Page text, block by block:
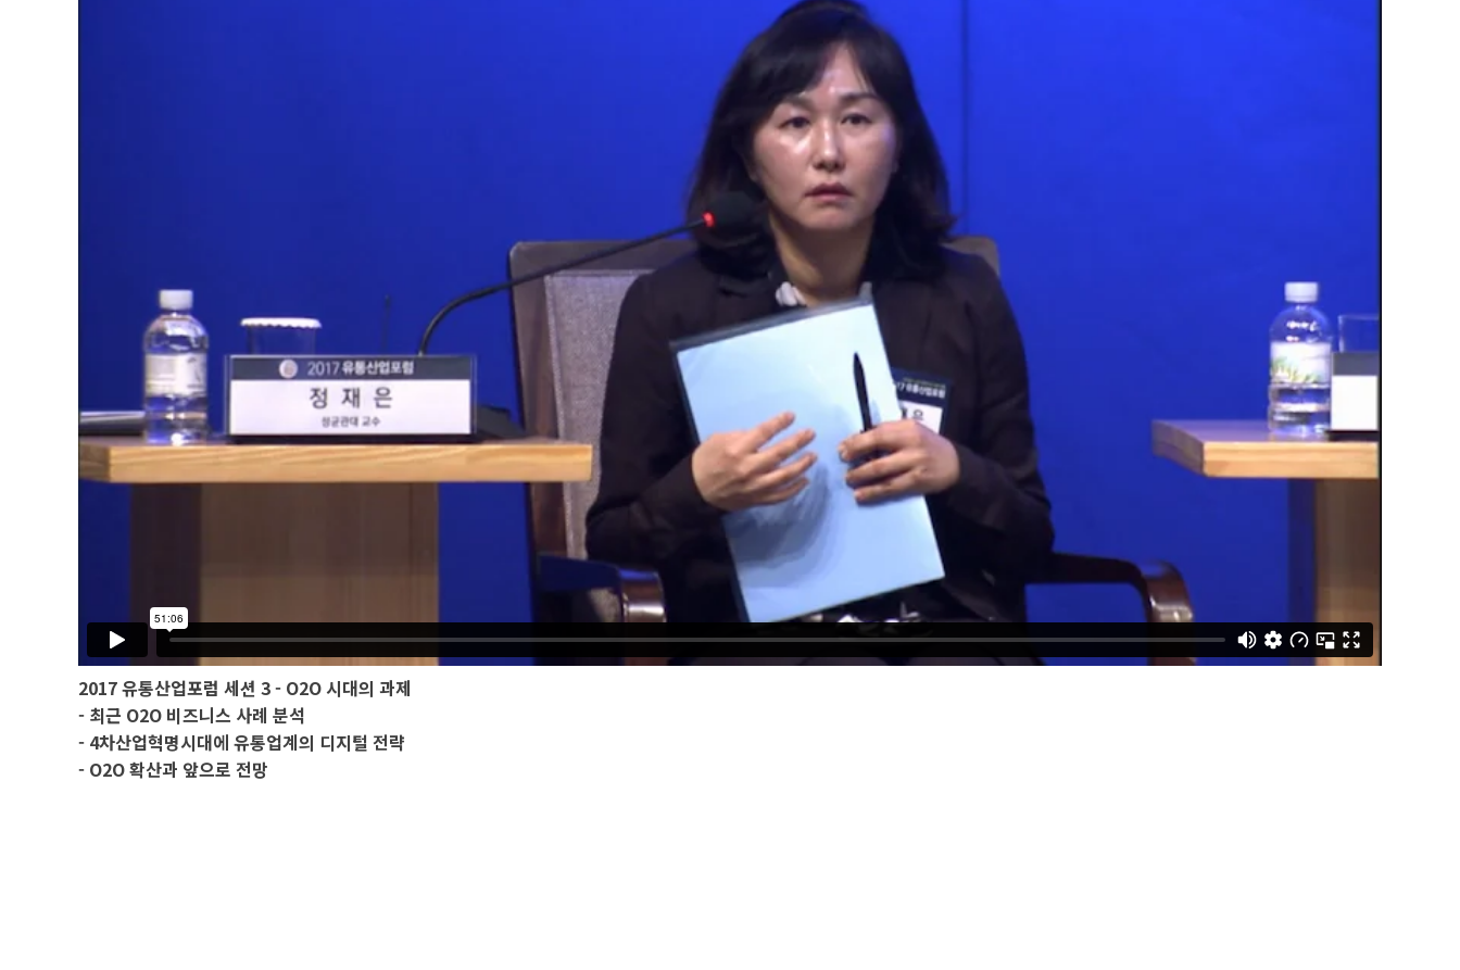
2017 유통산업포럼 세션 3 - O2O 시대의 과제
- 최근 O2O 비즈니스 사례 분석
- 4차산업혁명시대에 유통업계의 디지털 전략
- O2O 확산과 앞으로 전망